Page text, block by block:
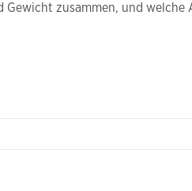
Gewicht zusammen, und